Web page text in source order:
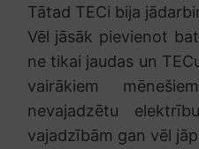
Tātad TECi bija
Vēl jāsāk pievienot
ne tikai jaudas un
vairākiem
nevajadzētu
vajadzībām gan vēl